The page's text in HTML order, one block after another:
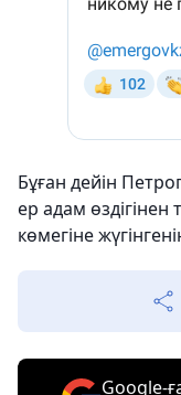
Бұған дейін
ер адам
көмегіне
Google-